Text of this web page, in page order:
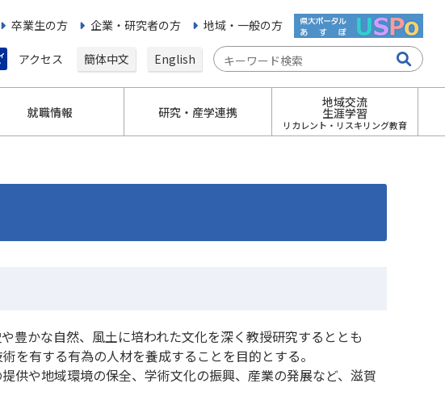
卒業生の方 企業・研究者の方 地域・一般の方
アクセス 簡体中文 English
就職情報 研究・産学連携
地域交流
生涯学習
リカレント・リスキリング教育
豊かな自然、風土に培われた文化を深く教授研究するととも
を有する有為の人材を養成することを目的とする。
供や地域環境の保全、学術文化の振興、産業の発展など、滋賀